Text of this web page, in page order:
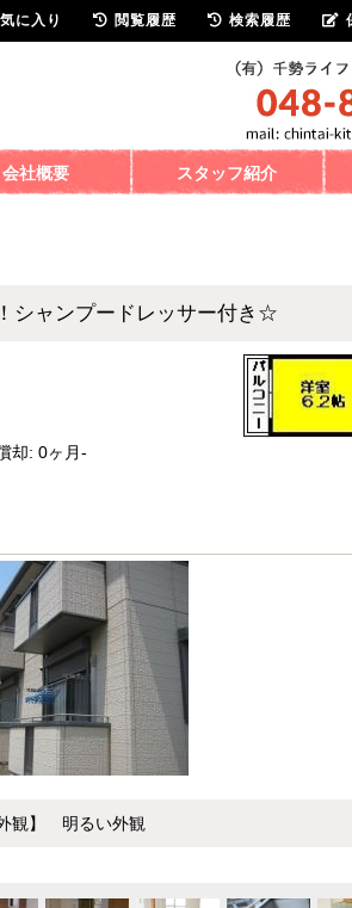
会社概要 スタッフ紹介
シャンプードレッサー付き☆
却: 0ヶ月-
外観】 明るい外観
に入り 閲覧履歴 検索履歴